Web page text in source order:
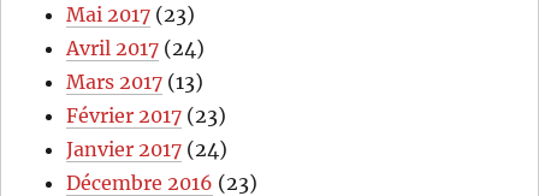
Mai 2017 (23)
Avril 2017 (24)
Mars 2017 (13)
Février 2017 (23)
Janvier 2017 (24)
Décembre 2016 (23)